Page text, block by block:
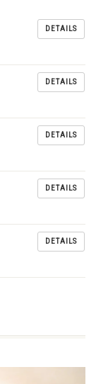
DETAILS
DETAILS
DETAILS
DETAILS
DETAILS